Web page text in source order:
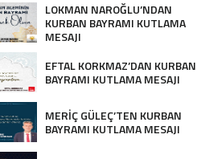
LOKMAN NAROĞLU’NDAN
KURBAN BAYRAMI KUTLAMA
MESAJI
EFTAL KORKMAZ’DAN KURBAN
BAYRAMI KUTLAMA MESAJI
MERİÇ GÜLEÇ’TEN KURBAN
BAYRAMI KUTLAMA MESAJI